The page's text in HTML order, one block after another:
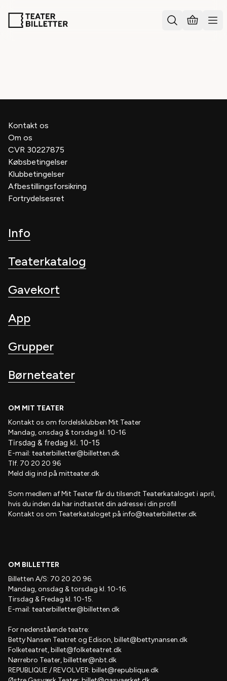
Kontakt os
Om os
CVR 30227875
Købsbetingelser
Klubbetingelser
Afbestillingsforsikring
Fortrydelsesret
Info
Teaterkatalog
Gavekort
App
Grupper
Børneteater
OM MIT TEATER
Kontakt os om fordelsklubben Mit Teater
Mandag, onsdag & torsdag kl. 10-16
Tirsdag & fredag kl. 10-15
E-mail: teaterbilletter@billetten.dk
Tlf. 70 20 20 96
Meld dig ind på mitteater.dk
Som medlem afMit Teaterfår du tilsendt Teaterkataloget i april,
hvis du inden da har indtastet din adresse i din profil
Kontakt os om Teaterkataloget på info@teaterbilletter.dk
OM BILLETTER
Billetten A/S: 70 20 20 96.
Mandag, onsdag & torsdag kl. 10-16.
Tirsdag & Fredag kl. 10-15.
E-mail: teaterbilletter@billetten.dk
For nedenstående teatre:
Betty Nansen Teatret og Edison,billet@bettynansen.dk
Folketeatret,billet@folketeatret.dk
Nørrebro Teater,billetter@nbt.dk
REPUBLIQUE / REVOLVER: billet@republique.dk